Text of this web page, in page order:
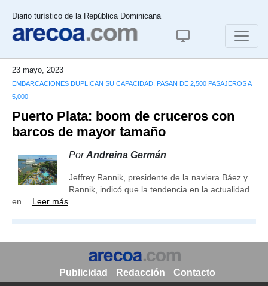
Diario turístico de la República Dominicana
23 mayo, 2023
EMBARCACIONES DUPLICAN SU CAPACIDAD, PASAN DE 2,500 PASAJEROS A
5,000
Puerto Plata: boom de cruceros con
barcos de mayor tamaño
PorAndreina Germán
Jeffrey Rannik, presidente de la naviera Báez y
Rannik, indicó que la tendencia en la actualidad
en… Leer más
Publicidad Redacción Contacto